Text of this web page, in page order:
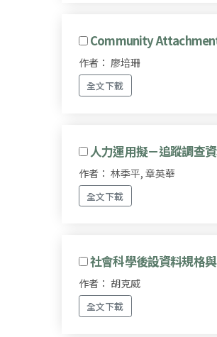
Community
作者： 廖培珊
全文下載
人力運用擬－追蹤調查
作者： 林季平, 章英華
全文下載
社會科學後設資料規格
作者： 胡克威
全文下載